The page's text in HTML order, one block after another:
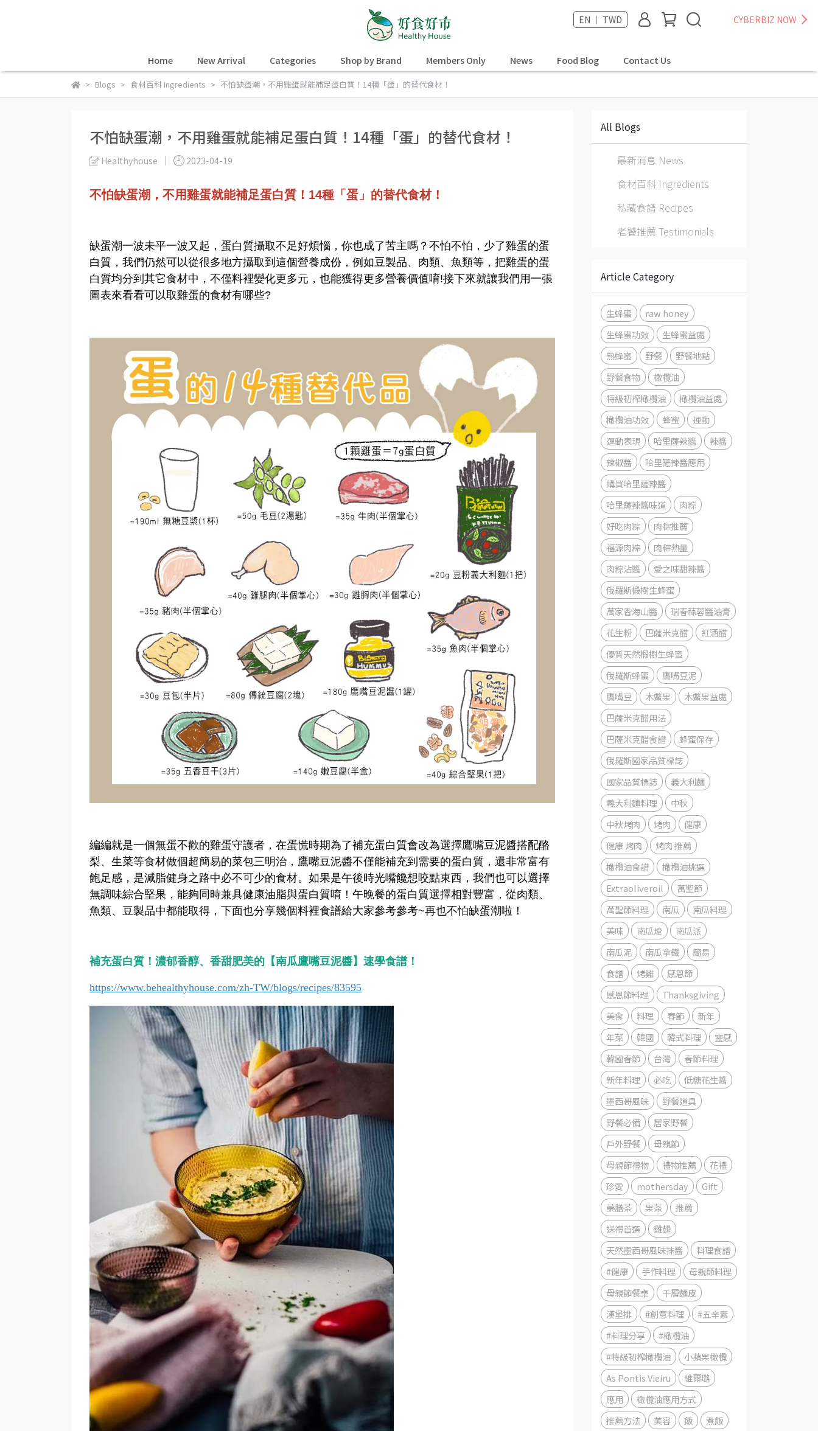
EN ｜ TWD CYBERBIZ NOW
Home New Arrival Categories Shop by Brand Members Only News Food Blog Contact Us
Blogs 食材百科 Ingredients 不怕缺蛋潮，不用雞蛋就能補足蛋白質！14種「蛋」的替代食材！
不怕缺蛋潮，不用雞蛋就能補足蛋白質！14種「蛋」的替代食材！
Healthyhouse 2023-04-19
不怕缺蛋潮，不用雞蛋就能補足蛋白質！14種「蛋」的替代食材！
缺蛋潮一波未平一波又起，蛋白質攝取不足好煩惱，你也成了苦主嗎？不怕不怕，少了雞蛋的蛋
白質，我們仍然可以從很多地方攝取到這個營養成份，例如豆製品、肉類、魚類等，把雞蛋的蛋
白質均分到其它食材中，不僅料裡變化更多元，也能獲得更多營養價值唷!接下來就讓我們用一張
圖表來看看可以取雞蛋的食材有哪些?
編編就是一個無蛋不歡的雞蛋守護者，在蛋慌時期為了補充蛋白質會改為選擇鷹嘴豆泥醬搭配酪
梨、生菜等食材做個超簡易的菜包三明治，鷹嘴豆泥醬不僅能補充到需要的蛋白質，還非常富有
飽足感，是減脂健身之路中必不可少的食材。如果是午後時光嘴饞想咬點東西，我們也可以選擇
無調味綜合堅果，能夠同時兼具健康油脂與蛋白質唷！午晚餐的蛋白質選擇相對豐富，從肉類、
魚類、豆製品中都能取得，下面也分享幾個料裡食譜給大家參考參考~再也不怕缺蛋潮啦！
補充蛋白質！濃郁香醇、香甜肥美的【南瓜鷹嘴豆泥醬】速學食譜！
https://www.behealthyhouse.com/zh-TW/blogs/recipes/83595
All Blogs
最新消息 News
食材百科 Ingredients
私藏食譜 Recipes
老饕推薦 Testimonials
Article Category
生蜂蜜
raw honey
生蜂蜜功效
生蜂蜜益處
熟蜂蜜
野餐
野餐地點
野餐食物
橄欖油
特級初榨橄欖油
橄欖油益處
橄欖油功效
蜂蜜
運動
運動表現
哈里薩辣醬
辣醬
辣椒醬
哈里薩辣醬應用
購買哈里薩辣醬
哈里薩辣醬味道
肉粽
好吃肉粽
肉粽推薦
福源肉粽
肉粽熱量
肉粽沾醬
愛之味甜辣醬
俄羅斯椴樹生蜂蜜
萬家香海山醬
瑞春蒜蓉醬油膏
花生粉
巴薩米克醋
紅酒醋
優質天然椴樹生蜂蜜
俄羅斯蜂蜜
鷹嘴豆泥
鷹嘴豆
木鱉果
木鱉果益處
巴薩米克醋用法
巴薩米克醋食譜
蜂蜜保存
俄羅斯國家品質標誌
國家品質標誌
義大利麵
義大利麵料理
中秋
中秋烤肉
烤肉
健康
健康 烤肉
烤肉 推薦
橄欖油食譜
橄欖油挑選
Extraoliveroil
萬聖節
萬聖節料理
南瓜
南瓜料理
美味
南瓜燈
南瓜派
南瓜泥
南瓜拿鐵
簡易
食譜
烤雞
感恩節
感恩節料理
Thanksgiving
美食
料理 春節
新年
年菜
韓國 韓式料理
靈感
韓國春節
台灣
春節料理
新年料理
必吃
低糖花生醬
墨西哥風味
野餐道具
野餐必備
居家野餐
戶外野餐
母親節
母親節禮物
禮物推薦
花禮
珍愛
mothersday
Gift
藥膳茶
果茶
推薦
送禮首選
雞翅
天然墨西哥風味抹醬
料理食譜
#健康
手作料理
母親節料理
母親節餐桌
千層麵皮
漢堡排
#創意料理
#五辛素
#料理分享
#橄欖油
#特級初榨橄欖油
小蘋果橄欖
As Pontis Vieiru
維爾璐
應用
橄欖油應用方式
推薦方法
美容 飯
煮飯